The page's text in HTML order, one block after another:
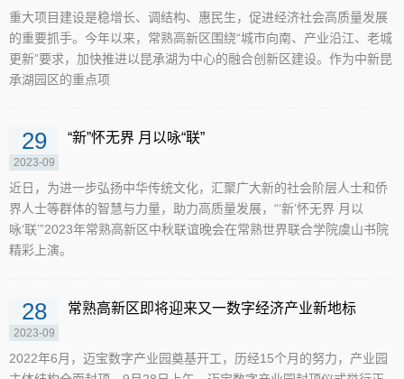
重大项目建设是稳增长、调结构、惠民生，促进经济社会高质量发展
的重要抓手。今年以来，常熟高新区围绕“城市向南、产业沿江、老城
更新”要求，加快推进以昆承湖为中心的融合创新区建设。作为中新昆
承湖园区的重点项
29
2023-09
“新”怀无界 月以咏“联”
近日，为进一步弘扬中华传统文化，汇聚广大新的社会阶层人士和侨
界人士等群体的智慧与力量，助力高质量发展，“‘新’怀无界 月以
咏‘联’”2023年常熟高新区中秋联谊晚会在常熟世界联合学院虞山书院
精彩上演。
28
2023-09
常熟高新区即将迎来又一数字经济产业新地标
2022年6月，迈宝数字产业园奠基开工，历经15个月的努力，产业园